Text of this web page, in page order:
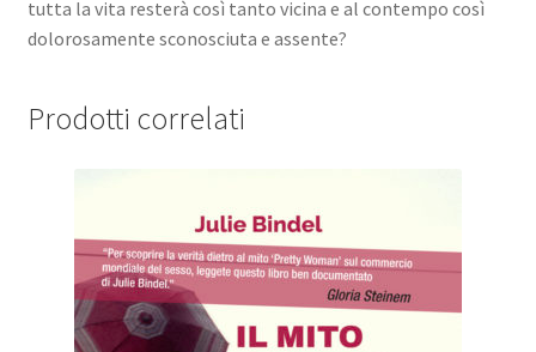
tutta la vita resterà così tanto vicina e al contempo così
dolorosamente sconosciuta e assente?
Prodotti correlati